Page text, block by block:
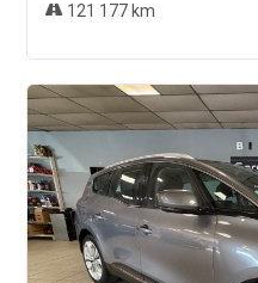
121 177 km